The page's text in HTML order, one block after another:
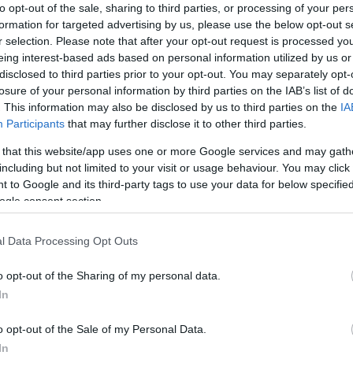
opt-out of the sale, sharing to third parties, or processing of your
for targeted advertising by us, please use the below opt-out
selection. Please note that after your opt-out request is processed
interest-based ads based on personal information utilized by us
to third parties prior to your opt-out. You may separately
of your personal information by third parties on the IAB’s list of
This information may also be disclosed by us to third parties on the
Participants that may further disclose it to other third parties.
that this website/app uses one or more Google services and may
but not limited to your visit or usage behaviour. You may
to Google and its third-party tags to use your data for below
consent section.
Data Processing Opt Outs
opt-out of the Sharing of my personal data.
opt-out of the Sale of my Personal Data.
amely renitens viselkedésével feltűnést kelt a
míg az Uránusz szimplán felborult, a Vénusz
dőlésszöge több, mint 177°, vagyis majdnem
nyugatról kelet felé történik, viszont mivel délen
a déli, pont ellentétes irányban forog a tengelye
a saját tengelye körül 243 földi nap alatt fordul
alatt teszi meg, tehát a Vénuszon rövidebb egy
a Naphoz képest, hogy nincsenek rajta évszakok,
Vénuszon. Az okokat azonban itt sem ismerjük,
az Uránusz esetében, de a Nap közelsége
magyarázattal szolgálhat a Vénusz furcsa